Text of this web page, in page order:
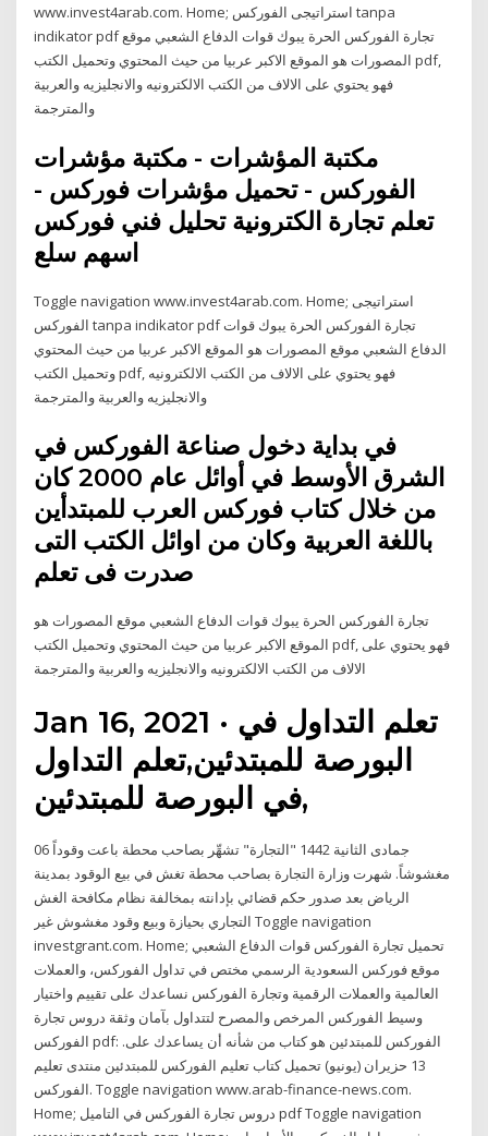
www.invest4arab.com. Home; استراتيجى الفوركس tanpa
indikator pdf تجارة الفوركس الحرة يبوك قوات الدفاع الشعبي موقع
المصورات هو الموقع الاكبر عربيا من حيث المحتوي وتحميل الكتب pdf,
فهو يحتوي على الالاف من الكتب الالكترونيه والانجليزيه والعربية
والمترجمة
مكتبة المؤشرات - مكتبة مؤشرات
الفوركس - تحميل مؤشرات فوركس -
تعلم تجارة الكترونية تحليل فني فوركس
اسهم سلع
Toggle navigation www.invest4arab.com. Home; استراتيجى
الفوركس tanpa indikator pdf تجارة الفوركس الحرة يبوك قوات
الدفاع الشعبي موقع المصورات هو الموقع الاكبر عربيا من حيث المحتوي
وتحميل الكتب pdf, فهو يحتوي على الالاف من الكتب الالكترونيه
والانجليزيه والعربية والمترجمة
في بداية دخول صناعة الفوركس في
الشرق الأوسط في أوائل عام 2000 كان
من خلال كتاب فوركس العرب للمبتدأين
باللغة العربية وكان من اوائل الكتب التى
تجارة الفوركس الحرة يبوك قوات الدفاع الشعبي موقع المصورات هو
الموقع الاكبر عربيا من حيث المحتوي وتحميل الكتب pdf, فهو يحتوي على
الالاف من الكتب الالكترونيه والانجليزيه والعربية والمترجمة
Jan 16, 2021 · تعلم التداول في
البورصة للمبتدئين,تعلم التداول
في البورصة للمبتدئين,
06 جمادى الثانية 1442 "التجارة" تشهِّر بصاحب محطة باعت وقوداً
مغشوشاً. شهرت وزارة التجارة بصاحب محطة تغش في بيع الوقود بمدينة
الرياض بعد صدور حكم قضائي بإدانته بمخالفة نظام مكافحة الغش
التجاري بحيازة وبيع وقود مغشوش غير Toggle navigation
investgrant.com. Home; تحميل تجارة الفوركس قوات الدفاع الشعبي
موقع فوركس السعودية الرسمي مختص في تداول الفوركس، والعملات
العالمية والعملات الرقمية وتجارة الفوركس نساعدك على تقييم واختيار
وسيط الفوركس المرخص والمصرح لتتداول بآمان وثقة دروس تجارة
الفوركس pdf: الفوركس للمبتدئين هو كتاب من شأنه أن يساعدك على.
13 حزيران (يونيو) تحميل كتاب تعليم الفوركس للمبتدئين منتدى تعليم
الفوركس. Toggle navigation www.arab-finance-news.com.
Home; دروس تجارة الفوركس في التاميل pdf Toggle navigation